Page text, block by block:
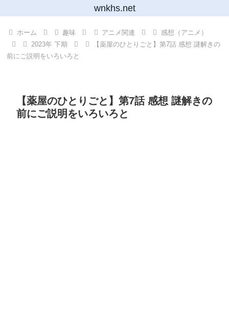
wnkhs.net
ホーム 趣味 アニメ関連
感想（アニメ）
2023年 下期
【薬屋のひとりごと】第7話 感想 謎解きの
前にご説明をいろいろと
【薬屋のひとりごと】第7話 感想 謎解きの
前にご説明をいろいろと